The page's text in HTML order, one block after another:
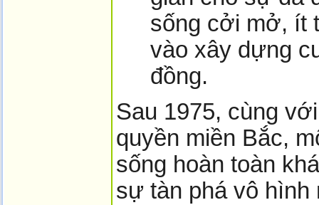
sống cởi mở, ít
vào xây dựng
đồng.
Sau 1975, cùng
quyền miền Bắc,
sống hoàn toàn
sự tàn phá vô hình